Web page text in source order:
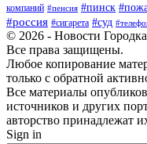
компаний #пенсия #пинск
#россия #сигарета #суд
© 2026 - Новости
Все права защищены.
Любое копирование
только с обратной
Все материалы
источников и других
авторство принадлежат
Sign in